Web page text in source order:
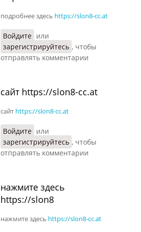
подробнее здесь https://slon8-cc.at
Войдите или
зарегистрируйтесь , чтобы
отправлять комментарии
сайт https://slon8-cc.at
сайт https://slon8-cc.at
Войдите или
зарегистрируйтесь , чтобы
отправлять комментарии
нажмите здесь
https://slon8
нажмите здесь https://slon8-cc.at